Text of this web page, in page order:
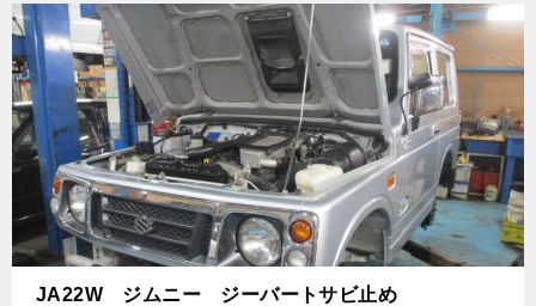
JA22W ジムニー ジーバートサビ止め